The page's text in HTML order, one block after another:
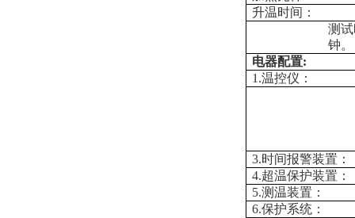
升温时间：
测
钟。
电器配置:
1.温控仪：
3.时间报警装置：
4.超温保护装置：
5.测温装置：
6.保护系统：